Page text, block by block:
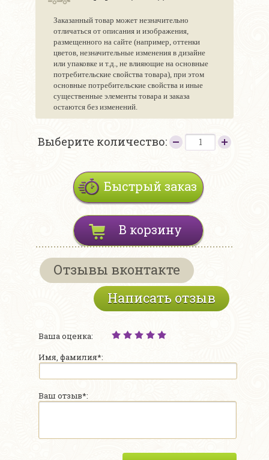
Заказанный товар может незначительно
отличаться от описания и изображения,
размещенного на сайте (например, оттенки
цветов, незначительные изменения в дизайне
или упаковке и т.д., не влияющие на основные
потребительские свойства товара), при этом
основные потребительские свойства и иные
существенные элементы товара и заказа
остаются без изменений.
Выберите количество:
Быстрый заказ
В корзину
Отзывы вконтакте
Написать отзыв
Ваша оценка:
Имя, фамилия*:
Ваш отзыв*: